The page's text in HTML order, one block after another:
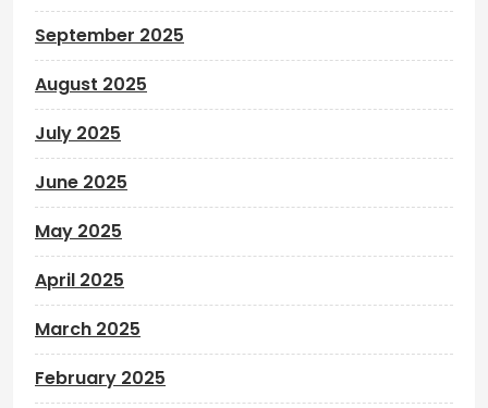
September 2025
August 2025
July 2025
June 2025
May 2025
April 2025
March 2025
February 2025